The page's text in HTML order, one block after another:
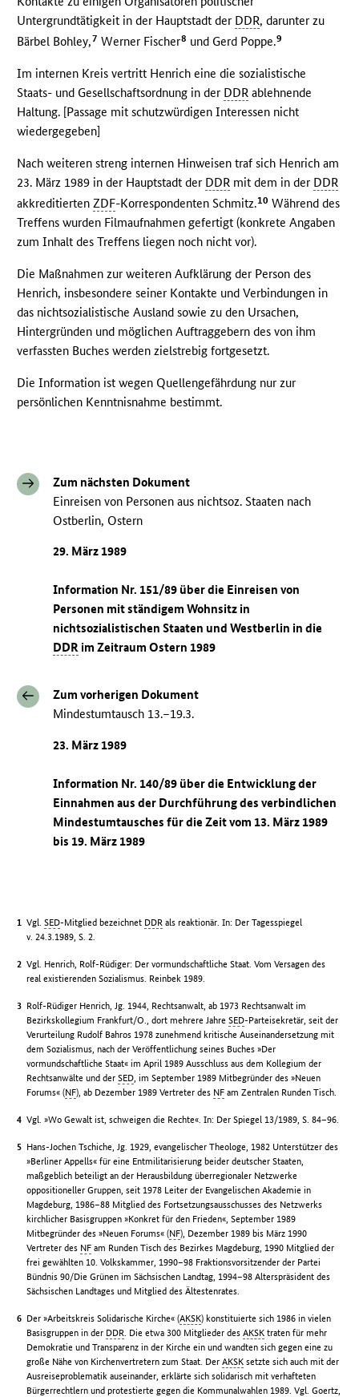
Untergrundtätigkeit in der Hauptstadt der DDR, darunter zu
Bärbel Bohley,7 Werner Fischer8 und Gerd Poppe.9
Im internen Kreis vertritt Henrich eine die sozialistische
Staats- und Gesellschaftsordnung in der DDR ablehnende
Haltung. [Passage mit schutzwürdigen Interessen nicht
wiedergegeben]
Nach weiteren streng internen Hinweisen traf sich Henrich am
23. März 1989 in der Hauptstadt der DDR mit dem in der DDR
akkreditiertenZDF-Korrespondenten Schmitz.10 Während des
Treffens wurden Filmaufnahmen gefertigt (konkrete Angaben
zum Inhalt des Treffens liegen noch nicht vor).
Die Maßnahmen zur weiteren Aufklärung der Person des
Henrich, insbesondere seiner Kontakte und Verbindungen in
das nichtsozialistische Ausland sowie zu den Ursachen,
Hintergründen und möglichen Auftraggebern des von ihm
verfassten Buches werden zielstrebig fortgesetzt.
Die Information ist wegen Quellengefährdung nur zur
persönlichen Kenntnisnahme bestimmt.
Zum nächsten Dokument
Einreisen von Personen aus nichtsoz. Staaten nach
Ostberlin, Ostern
29. März 1989
Information Nr. 151/89 über die Einreisen von
Personen mit ständigem Wohnsitz in
nichtsozialistischen Staaten und Westberlin in die
DDR im Zeitraum Ostern 1989
Zum vorherigen Dokument
Mindestumtausch 13.–19.3.
23. März 1989
Information Nr. 140/89 über die Entwicklung der
Einnahmen aus der Durchführung des verbindlichen
Mindestumtausches für die Zeit vom 13. März 1989
bis 19. März 1989
Vgl.SED-Mitglied bezeichnet DDR als reaktionär. In: Der Tagesspiegel
v. 24.3.1989, S. 2.
Vgl. Henrich, Rolf-Rüdiger: Der vormundschaftliche Staat. Vom Versagen des
real existierenden Sozialismus. Reinbek 1989.
Rolf-Rüdiger Henrich, Jg. 1944, Rechtsanwalt, ab 1973 Rechtsanwalt im
Bezirkskollegium Frankfurt/O., dort mehrere JahreSED-Parteisekretär, seit der
Verurteilung Rudolf Bahros 1978 zunehmend kritische Auseinandersetzung mit
dem Sozialismus, nach der Veröffentlichung seines Buches »Der
vormundschaftliche Staat« im April 1989 Ausschluss aus dem Kollegium der
Rechtsanwälte und derSED , im September 1989 Mitbegründer des »Neuen
Forums« (NF), ab Dezember 1989 Vertreter des NF am Zentralen Runden Tisch.
Vgl. »Wo Gewalt ist, schweigen die Rechte«. In: Der Spiegel 13/1989, S. 84–96.
Hans-Jochen Tschiche, Jg. 1929, evangelischer Theologe, 1982 Unterstützer des
»Berliner Appells« für eine Entmilitarisierung beider deutscher Staaten,
maßgeblich beteiligt an der Herausbildung überregionaler Netzwerke
oppositioneller Gruppen, seit 1978 Leiter der Evangelischen Akademie in
Magdeburg, 1986–88 Mitglied des Fortsetzungsausschusses des Netzwerks
kirchlicher Basisgruppen »Konkret für den Frieden«, September 1989
Mitbegründer des »Neuen Forums« (NF), Dezember 1989 bis März 1990
Vertreter des NF am Runden Tisch des Bezirkes Magdeburg, 1990 Mitglied der
frei gewählten 10. Volkskammer, 1990–98 Fraktionsvorsitzender der Partei
Bündnis 90/Die Grünen im Sächsischen Landtag, 1994–98 Alterspräsident des
Sächsischen Landtages und Mitglied des Ältestenrates.
Der »Arbeitskreis Solidarische Kirche« (AKSK) konstituierte sich 1986 in vielen
Basisgruppen in der DDR . Die etwa 300 Mitglieder desAKSK traten für mehr
Demokratie und Transparenz in der Kirche ein und wandten sich gegen eine zu
große Nähe von Kirchenvertretern zum Staat. DerAKSK setzte sich auch mit der
Ausreiseproblematik auseinander, erklärte sich solidarisch mit verhafteten
Bürgerrechtlern und protestierte gegen die Kommunalwahlen 1989. Vgl. Goertz,